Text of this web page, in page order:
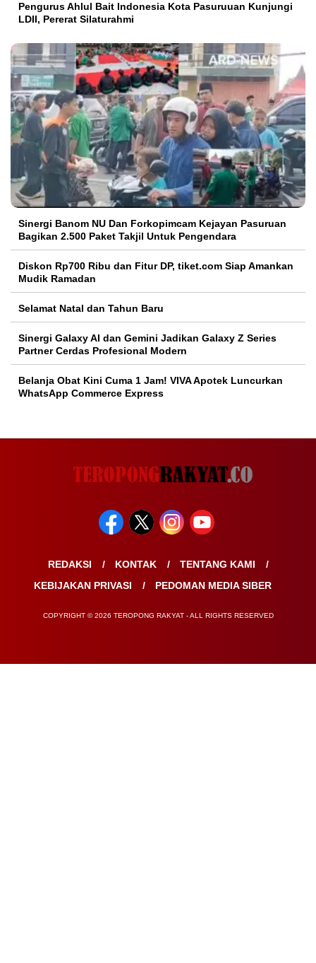
Pengurus Ahlul Bait Indonesia Kota Pasuruuan Kunjungi
LDII, Pererat Silaturahmi
Sinergi Banom NU Dan Forkopimcam Kejayan Pasuruan
Bagikan 2.500 Paket Takjil Untuk Pengendara
Diskon Rp700 Ribu dan Fitur DP, tiket.com Siap Amankan
Mudik Ramadan
Selamat Natal dan Tahun Baru
Sinergi Galaxy AI dan Gemini Jadikan Galaxy Z Series
Partner Cerdas Profesional Modern
Belanja Obat Kini Cuma 1 Jam! VIVA Apotek Luncurkan
WhatsApp Commerce Express
REDAKSI KONTAK
TENTANG KAMI
KEBIJAKAN PRIVASI
PEDOMAN MEDIA SIBER
COPYRIGHT © 2026 TEROPONG RAKYAT - ALL RIGHTS RESERVED